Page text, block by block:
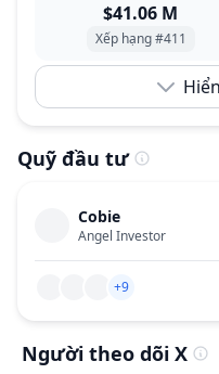
$41.06 M
Xếp hạng #411
Quỹ đầu tư
Cobie
Angel Investor
+9
Người theo dõi X